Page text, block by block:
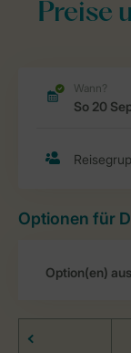
Preise
Optionen für